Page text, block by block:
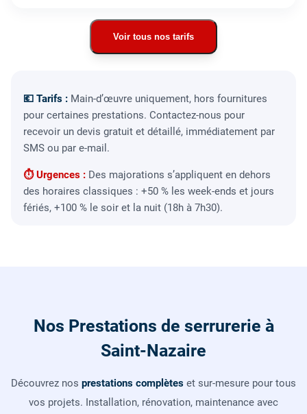
Voir tous nos tarifs
💶 Tarifs : Main-d’œuvre uniquement, hors fournitures
pour certaines prestations. Contactez-nous pour
recevoir un devis gratuit et détaillé, immédiatement par
SMS ou par e-mail.
⏱ Urgences : Des majorations s’appliquent en dehors
des horaires classiques : +50 % les week-ends et jours
fériés, +100 % le soir et la nuit (18h à 7h30).
Nos Prestations de serrurerie à
Saint-Nazaire
Découvrez nos prestations complètes et sur-mesure pour tous
vos projets. Installation, rénovation, maintenance avec